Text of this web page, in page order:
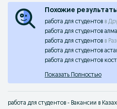
Похожие
работа для студентов в
работа для студентов
работа для студентов в
работа для студентов
работа для студентов
Показать Полностью